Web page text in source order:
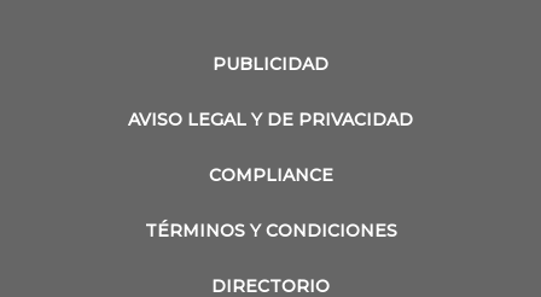
PUBLICIDAD
AVISO LEGAL Y DE PRIVACIDAD
COMPLIANCE
TÉRMINOS Y CONDICIONES
DIRECTORIO